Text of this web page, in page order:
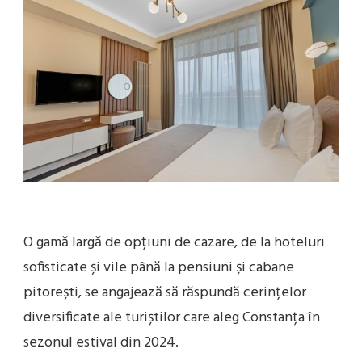
BUN
HOTEL
DIN
CONSTANȚA
PENTRU
VACANȚA
DIN
2024?
O gamă largă de opțiuni de cazare, de la hoteluri
sofisticate și vile până la pensiuni și cabane
pitorești, se angajează să răspundă cerințelor
diversificate ale turiștilor care aleg Constanța în
sezonul estival din 2024.